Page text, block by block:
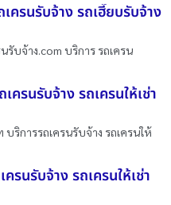
ครนรับจ้าง รถเฮี๊ยบรับจ้าง
รับจ้าง.com บริการ รถเครน
ครนรับจ้าง รถเครนให้เช่า
ริการรถเครนรับจ้าง รถเครนให้
รนรับจ้าง รถเครนให้เช่า